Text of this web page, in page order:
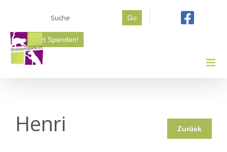
springen
Go
Jetzt Spenden!
Henri Zurück